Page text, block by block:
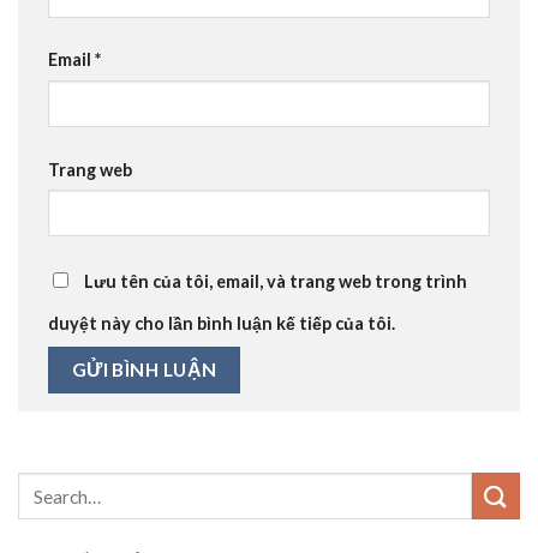
Email *
Trang web
Lưu tên của tôi, email, và trang web trong trình
duyệt này cho lần bình luận kế tiếp của tôi.